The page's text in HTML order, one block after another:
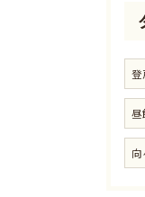
登
昼